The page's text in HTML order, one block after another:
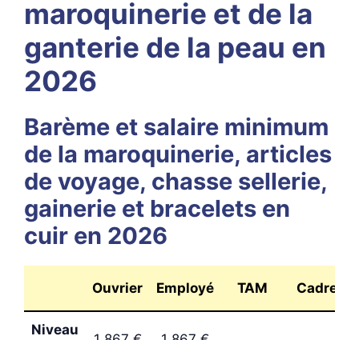
maroquinerie et de la
ganterie de la peau en
2026
Barème et salaire minimum
de la maroquinerie, articles
de voyage, chasse sellerie,
gainerie et bracelets en
cuir en 2026
Ouvrier Employé TAM Cadre
Niveau